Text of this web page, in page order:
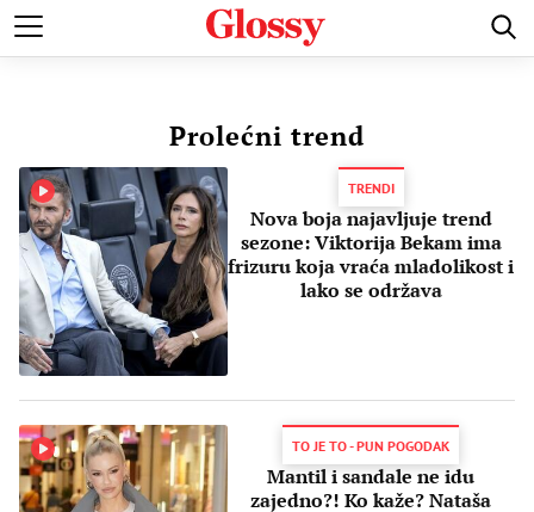
POZNATI MODA I LEPOTA ZDRAVI I SREĆNI LJUBAV
Prolećni trend
TRENDI
Nova boja najavljuje trend
sezone: Viktorija Bekam ima
frizuru koja vraća mladolikost i
lako se održava
TO JE TO - PUN POGODAK
Mantil i sandale ne idu
zajedno?! Ko kaže? Nataša